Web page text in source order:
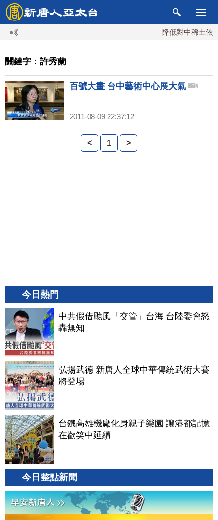
降低對中稀土依
關鍵字：許秀蘭
百號大畫 台中藝術中心展大氣
2011-08-09 22:37:12
< 1 >
今日熱門
中共假借颱風「交管」台海 台陸委會怒
轟無知
弘揚武德 新唐人全球中華傳統武術大賽
將登場
台鐵高雄機廠化身親子樂園 讓港都記憶
在歡笑中延續
今日整點新聞